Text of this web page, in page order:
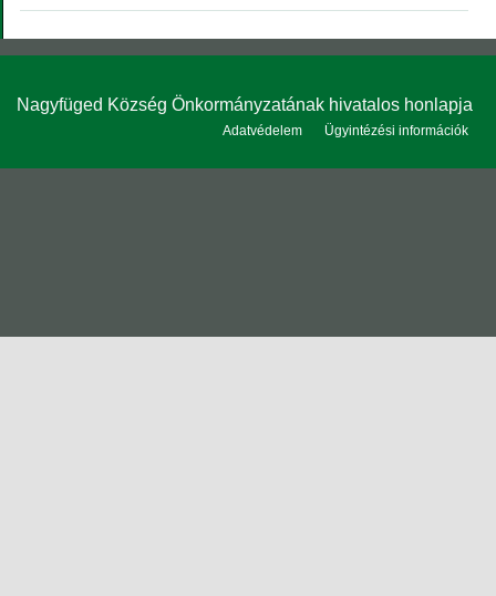
Nagyfüged Község Önkormányzatának hivatalos honlapja
Adatvédelem Ügyintézési információk